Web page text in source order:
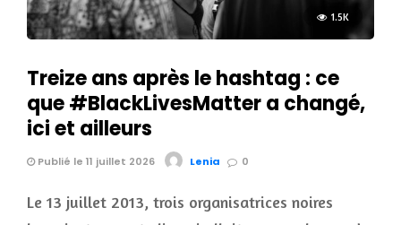
1.5K
Treize ans après le hashtag : ce
que #BlackLivesMatter a changé,
ici et ailleurs
Publié le 11 juillet 2026 Lenia 0
Le 13 juillet 2013, trois organisatrices noires